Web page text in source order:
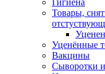
Гигиена
Товары,
Уценённые
Вакцины
Сыворотки